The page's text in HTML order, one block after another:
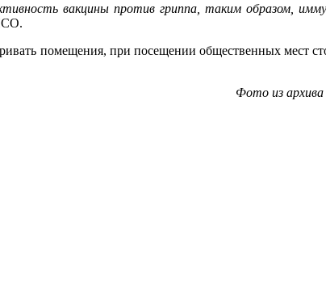
вакцины против гриппа, таким образом,
помещения, при посещении общественных мест
Фото из